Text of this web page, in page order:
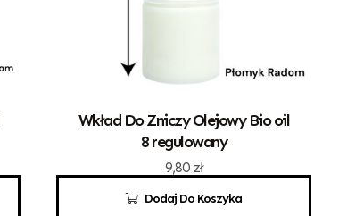
Dodaj Do Koszyka
Wkład Do Zniczy Olejowy Bio oil
8 regulowany
9,80 zł